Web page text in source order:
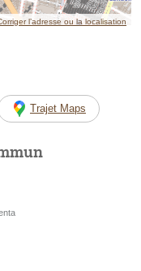
l’adresse ou la localisation
Trajet Maps